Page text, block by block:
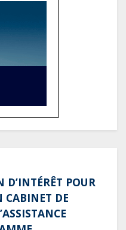
polémiques sur
Marcel auprès
Babongo
de partenaire de
les grands projets
d’infrastructures du
POUR
CABINET DE